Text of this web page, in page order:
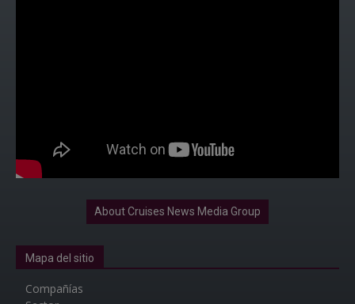
About Cruises News Media Group
Mapa del sitio
Compañías